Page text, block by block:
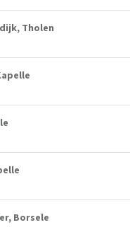
Tholen
Borsele